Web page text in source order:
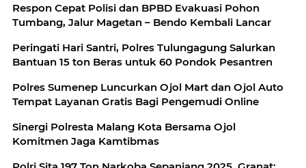
Respon Cepat Polisi dan BPBD Evakuasi Pohon
Tumbang, Jalur Magetan – Bendo Kembali Lancar
Peringati Hari Santri, Polres Tulungagung Salurkan
Bantuan 15 ton Beras untuk 60 Pondok Pesantren
Polres Sumenep Luncurkan Ojol Mart dan Ojol Auto
Tempat Layanan Gratis Bagi Pengemudi Online
Sinergi Polresta Malang Kota Bersama Ojol
Komitmen Jaga Kamtibmas